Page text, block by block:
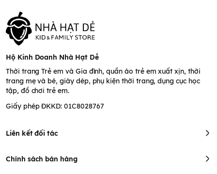
Hộ Kinh Doanh Nhà Hạt Dẻ
Thời trang Trẻ em và Gia đình, quần áo trẻ em xuất xịn, thời
trang mẹ và bé, giày dép, phụ kiện thời trang, dụng cục học
tập, đồ chơi trẻ em.
Giấy phép ĐKKD: 01C8028767
Liên kết đối tác
Chính sách bán hàng